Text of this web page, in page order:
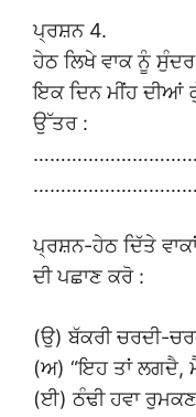
ਪ੍ਰਸ਼ਨ 4.
ਹੇਠ ਲਿਖੇ ਵਾਕ ਨੂੰ
ਇਕ ਦਿਨ ਮੀਂਹ ਦੀਆਂ
ਉੱਤਰ :
ਪ੍ਰਸ਼ਨ-ਹੇਠ ਦਿੱਤੇ
ਦੀ ਪਛਾਣ ਕਰੋ :
(ਉ) ਬੱਕਰੀ ਚਰਦੀ-
(ਅ) “ਇਹ ਤਾਂ ਲਗਦੈ,
(ਈ) ਠੰਢੀ ਹਵਾ